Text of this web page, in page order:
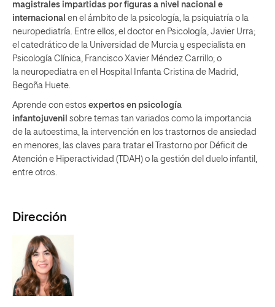
magistrales impartidas por figuras a nivel nacional e
internacional en el ámbito de la psicología, la psiquiatría o la
neuropediatría. Entre ellos, el doctor en Psicología, Javier Urra;
el catedrático de la Universidad de Murcia y especialista en
Psicología Clínica, Francisco Xavier Méndez Carrillo; o
la neuropediatra en el Hospital Infanta Cristina de Madrid,
Begoña Huete.
Aprende con estos expertos en psicología
infantojuvenil sobre temas tan variados como la importancia
de la autoestima, la intervención en los trastornos de ansiedad
en menores, las claves para tratar el Trastorno por Déficit de
Atención e Hiperactividad (TDAH) o la gestión del duelo infantil,
entre otros.
Dirección